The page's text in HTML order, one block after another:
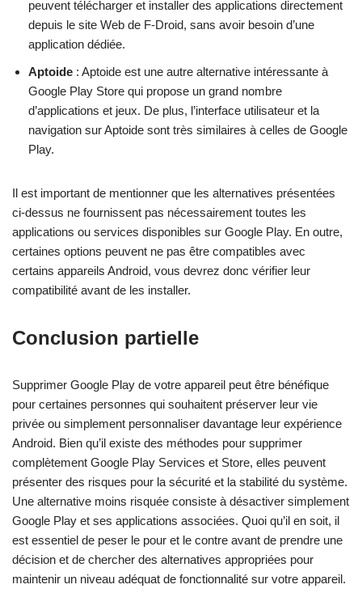
peuvent télécharger et installer des applications directement
depuis le site Web de F-Droid, sans avoir besoin d’une
application dédiée.
Aptoide : Aptoide est une autre alternative intéressante à
Google Play Store qui propose un grand nombre
d’applications et jeux. De plus, l’interface utilisateur et la
navigation sur Aptoide sont très similaires à celles de Google
Play.
Il est important de mentionner que les alternatives présentées
ci-dessus ne fournissent pas nécessairement toutes les
applications ou services disponibles sur Google Play. En outre,
certaines options peuvent ne pas être compatibles avec
certains appareils Android, vous devrez donc vérifier leur
compatibilité avant de les installer.
Conclusion partielle
Supprimer Google Play de votre appareil peut être bénéfique
pour certaines personnes qui souhaitent préserver leur vie
privée ou simplement personnaliser davantage leur expérience
Android. Bien qu’il existe des méthodes pour supprimer
complètement Google Play Services et Store, elles peuvent
présenter des risques pour la sécurité et la stabilité du système.
Une alternative moins risquée consiste à désactiver simplement
Google Play et ses applications associées. Quoi qu’il en soit, il
est essentiel de peser le pour et le contre avant de prendre une
décision et de chercher des alternatives appropriées pour
maintenir un niveau adéquat de fonctionnalité sur votre appareil.